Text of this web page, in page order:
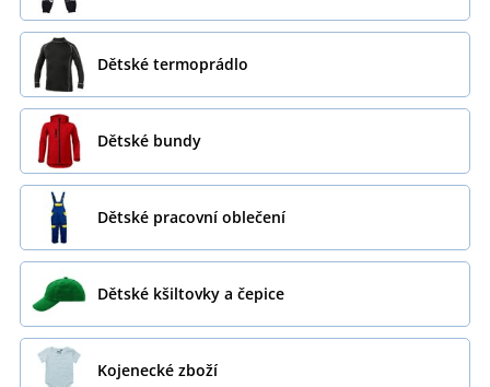
Dětské termoprádlo
Dětské bundy
Dětské pracovní oblečení
Dětské kšiltovky a čepice
Kojenecké zboží